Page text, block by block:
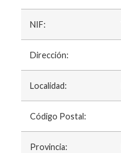
NIF:
Dirección:
Localidad:
Código Postal:
Provincia: